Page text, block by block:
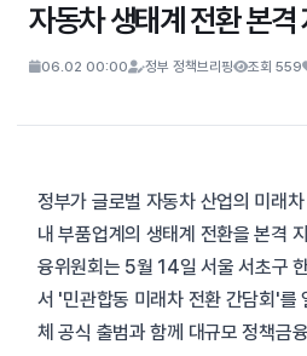
자동차 생태계 전환 본격
06.02 00:00 정부 정책브리핑 조회 559
정부가 글로벌 자동차 산업의 미래
내 부품업계의 생태계 전환을 본격
융위원회는 5월 14일 서울 서초구
서 '민관합동 미래차 전환 간담회'를
체 공식 출범과 함께 대규모 정책금